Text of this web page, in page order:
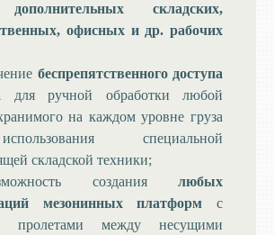
дополнительных складских,
офисных и др. рабочих
беспрепятственного доступа
для ручной обработки любой
на каждом уровне груза
специальной
складской техники;
созданиялюбых
мезонинных платформ с
пролетами между несущими